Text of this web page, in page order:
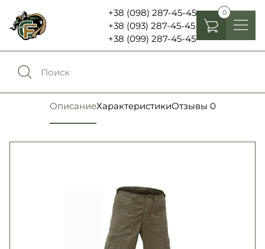
+38 (098) 287-45-45
+38 (093) 287-45-45
+38 (099) 287-45-45
0
Сравнение0
Избранное0
Обувь
Фонари, бинокли и елементы питания
Шевроны, патчи , нашивки
ОписаниеХарактеристикиОтзывы 0